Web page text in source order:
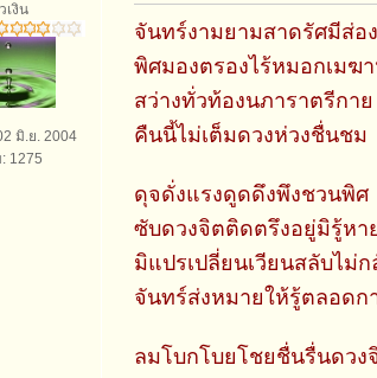
เงิน
มิ.ย. 2004
1275
จันทร์งามยามสาดรัศมีส่อง
พิศมองตรองไร้หมอกเมฆ
สว่างทั่วท้องนภาราตรีกาย
คืนนี้ไม่เต็มดวงห่วงชื่นชม
ดุจดั่งแรงดูดดึงพึงชวนพิศ
ซับดวงจิตติดตรึงอยู่มิรู้หา
มิแปรเปลี่ยนเวียนสลับไม่ก
จันทร์ส่งหมายให้รู้ตลอดก
ลมโบกโบยโชยชื่นรื่นดวง